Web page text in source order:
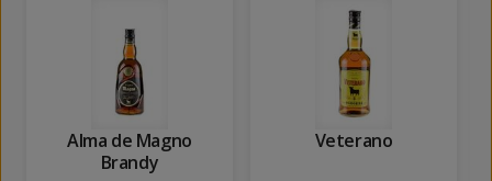
Alma de Magno
Brandy
Veterano